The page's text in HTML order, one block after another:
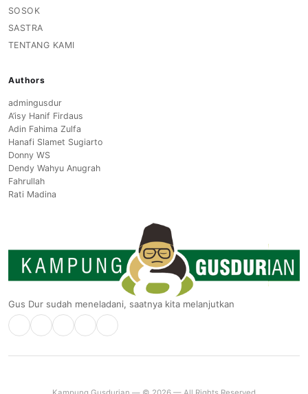
SOSOK
SASTRA
TENTANG KAMI
Authors
admingusdur
A’isy Hanif Firdaus
Adin Fahima Zulfa
Hanafi Slamet Sugiarto
Donny WS
Dendy Wahyu Anugrah
Fahrullah
Rati Madina
Gus Dur sudah meneladani, saatnya kita melanjutkan